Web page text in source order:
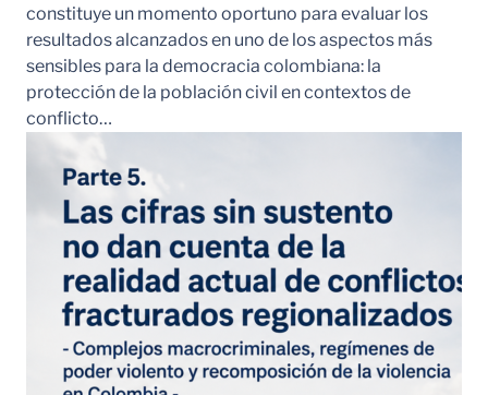
constituye un momento oportuno para evaluar los
resultados alcanzados en uno de los aspectos más
sensibles para la democracia colombiana: la
protección de la población civil en contextos de
conflicto…